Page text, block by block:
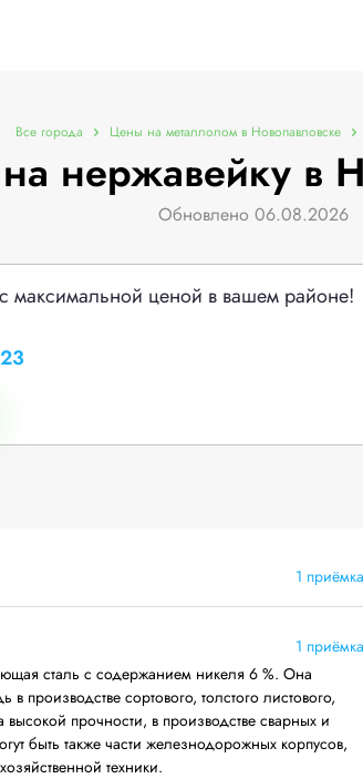
Все города Цены на металлолом в Новопавловске
нержавейку в
Обновлено 06.08.2026
максимальной ценой в вашем районе!
1 приёмка
1 приёмка
сталь с содержанием никеля 6 %. Она
в производстве сортового, толстого листового,
высокой прочности, в производстве сварных и
быть также части железнодорожных корпусов,
техники.